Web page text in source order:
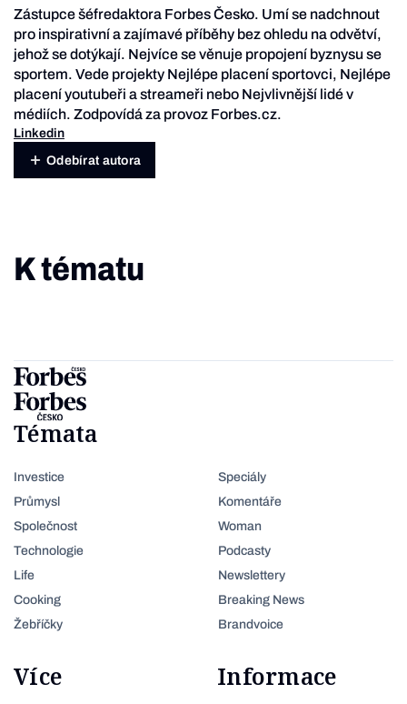
Zástupce šéfredaktora Forbes Česko. Umí se nadchnout
pro inspirativní a zajímavé příběhy bez ohledu na odvětví,
jehož se dotýkají. Nejvíce se věnuje propojení byznysu se
sportem. Vede projekty Nejlépe placení sportovci, Nejlépe
placení youtubeři a streameři nebo Nejvlivnější lidé v
médiích. Zodpovídá za provoz Forbes.cz.
Linkedin
Odebírat autora
K tématu
Témata
Investice
Průmysl
Společnost
Technologie
Life
Cooking
Žebříčky
Speciály
Komentáře
Woman
Podcasty
Newslettery
Breaking News
Brandvoice
Více Informace